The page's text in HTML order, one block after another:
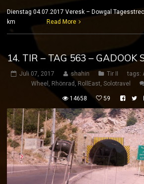
Dienstag 04.07.2017 Veresk – Dowgal
km
Read More
14. TIR – TAG 563 – GADOOK
Juli 07, 2017 shahin Tir II tags:
Wheel , Rhönrad , RollEast, Solotravel
14658 59